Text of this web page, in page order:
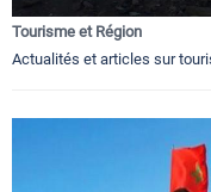
Tourisme et Région
Actualités et articles sur